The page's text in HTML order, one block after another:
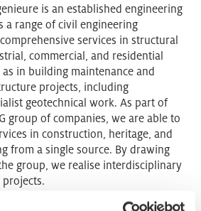
is an established engineering
a range of civil engineering
services in structural
commercial, and residential
in building maintenance and
projects, including
geotechnical work. As part of
group of companies, we are able to
in construction, heritage, and
from a single source. By drawing
group, we realise interdisciplinary